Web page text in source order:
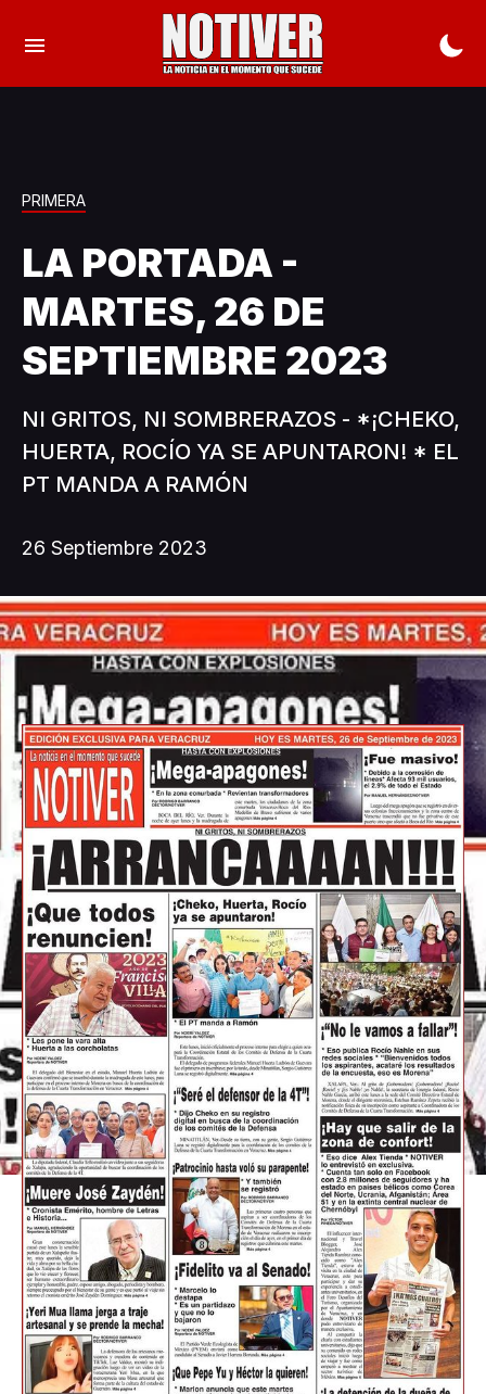
PRIMERA
LA PORTADA -
MARTES, 26 DE
SEPTIEMBRE 2023
NI GRITOS, NI SOMBRERAZOS - *¡CHEKO,
HUERTA, ROCÍO YA SE APUNTARON! * EL
PT MANDA A RAMÓN
26 Septiembre 2023